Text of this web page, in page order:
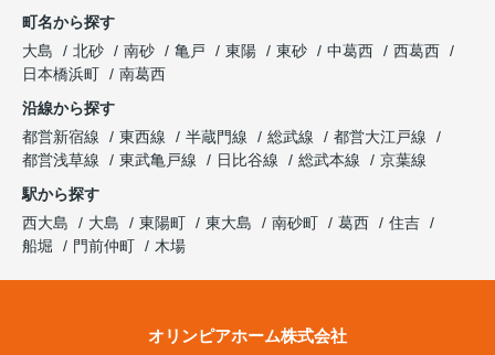
町名から探す
大島
北砂 南砂 亀戸 東陽 東砂 中葛西
西葛西
日本橋浜町
南葛西
沿線から探す
都営新宿線
東西線 半蔵門線 総武線
都営大江戸線
都営浅草線
東武亀戸線 日比谷線 総武本線
京葉線
駅から探す
西大島
大島 東陽町 東大島 南砂町 葛西
住吉
船堀
門前仲町 木場
オリンピアホーム株式会社